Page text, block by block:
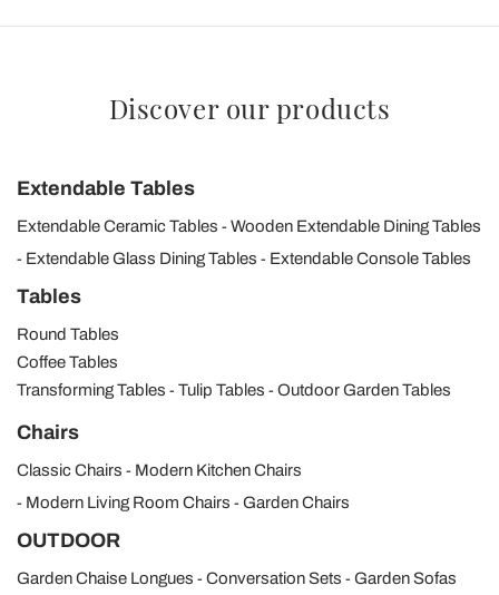
Discover our products
Extendable Tables
Extendable Ceramic Tables
Wooden Extendable Dining Tables
Extendable Glass Dining Tables
Extendable Console Tables
Tables
Round Tables
Coffee Tables
Transforming Tables
Tulip Tables Outdoor Garden Tables
Chairs
Classic Chairs
Modern Kitchen Chairs
Modern Living Room Chairs
Garden Chairs
OUTDOOR
Garden Chaise Longues Conversation Sets
Garden Sofas